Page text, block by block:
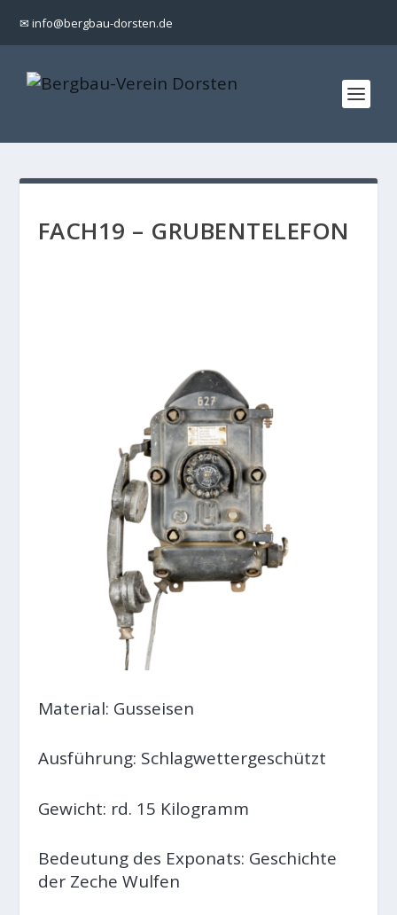
✉ info@bergbau-dorsten.de
FACH19 – GRUBENTELEFON
Material: Gusseisen
Ausführung: Schlagwettergeschützt
Gewicht: rd. 15 Kilogramm
Bedeutung des Exponats: Geschichte
der Zeche Wulfen